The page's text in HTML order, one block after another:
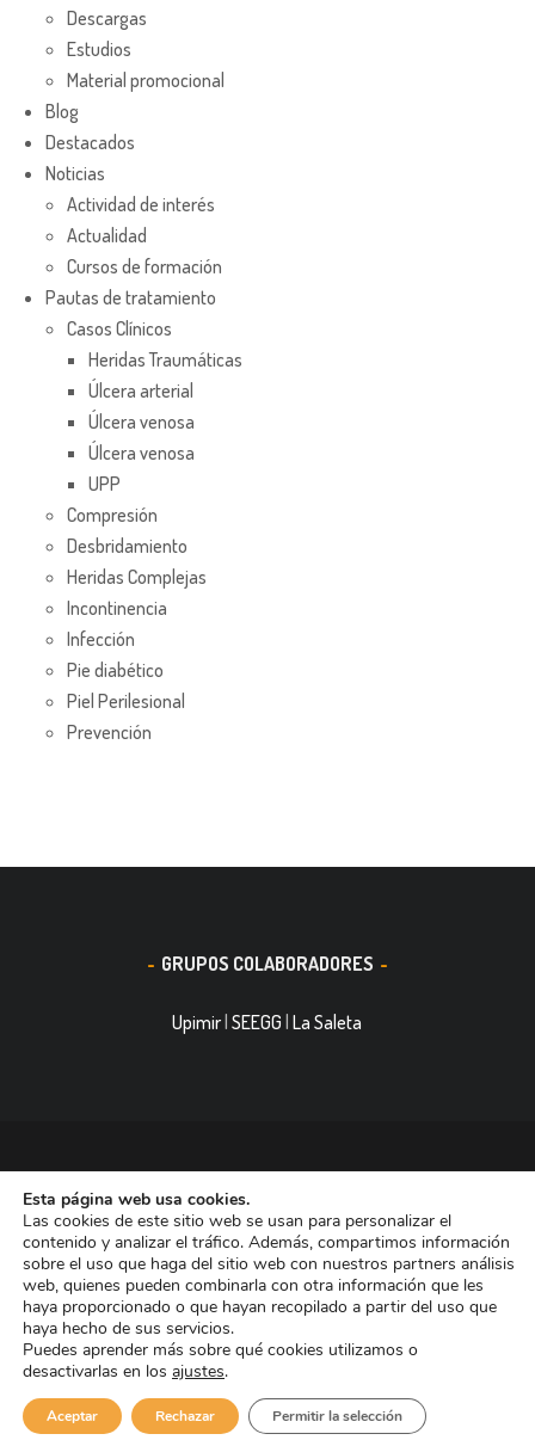
Descargas
Estudios
Material promocional
Blog
Destacados
Noticias
Actividad de interés
Actualidad
Cursos de formación
Pautas de tratamiento
Casos Clínicos
Heridas Traumáticas
Úlcera arterial
Úlcera venosa
Úlcera venosa
UPP
Compresión
Desbridamiento
Heridas Complejas
Incontinencia
Infección
Pie diabético
Piel Perilesional
Prevención
GRUPOS COLABORADORES
Upimir|SEEGG |La Saleta
© 2016, Smith&Nephew, S.A. es un negocio mundial de
tecnología médica dedicada a mejorar la vida de las personas.
Nuestras divisiones de negocio ocupan las primeras posiciones
entre las empresas dedicadas a Reconstrucción Ortopédica,
Curación de heridas Medicina del Deporte y Trauma. Tiene casi
11.000 trabajadores en todo el mundo y está presente en más de
90 países.
Aviso de Cookies Aviso Legal
Esta página web usa cookies.
Las cookies de este sitio web se usan para personalizar el
contenido y analizar el tráfico. Además, compartimos información
sobre el uso que haga del sitio web con nuestros partners análisis
web, quienes pueden combinarla con otra información que les
haya proporcionado o que hayan recopilado a partir del uso que
haya hecho de sus servicios.
Puedes aprender más sobre qué cookies utilizamos o
desactivarlas en los ajustes.
Aceptar Rechazar Permitir la selección